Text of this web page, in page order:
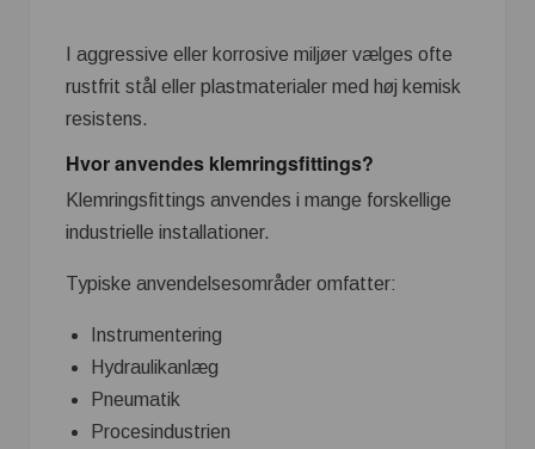
I aggressive eller korrosive miljøer vælges ofte
rustfrit stål eller plastmaterialer med høj kemisk
resistens.
Hvor anvendes klemringsfittings?
Klemringsfittings anvendes i mange forskellige
industrielle installationer.
Typiske anvendelsesområder omfatter:
Instrumentering
Hydraulikanlæg
Pneumatik
Procesindustrien